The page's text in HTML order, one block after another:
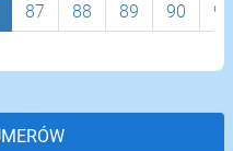
87 88 89 90 91